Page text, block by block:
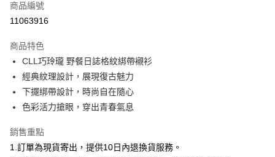
信用卡分期付款
合作金庫商業銀行
華南商業銀行
彰化商業銀行
上海商業儲蓄銀行
國泰世華商業銀行
臺灣中小企業銀行
聯邦商業銀行
元大商業銀行
永豐商業銀行
超商取貨付款
LINE Pay
Apple Pay
悠遊付
商品編號
11063916
商品特色
CLL巧玲瓏 野餐日誌格紋綁帶襯衫
經典紋理設計，展現復古魅力
下擺綁帶設計，時尚自在隨心
色彩活力搶眼，穿出青春氣息
銷售重點
1.訂單為現貨寄出，提供10日內退換貨服務。